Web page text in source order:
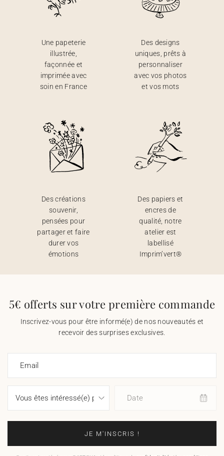
Une papeterie
illustrée,
façonnée et
imprimée avec
soin en France
Des designs
uniques, prêts à
personnaliser
avec vos photos
et vos mots
Des créations
souvenir,
pensées pour
partager et faire
durer vos
émotions
Des papiers et
encres de
qualité, notre
atelier est
labellisé
Imprim’vert®
5€ offerts sur votre première commande
Inscrivez-vous pour être informé(e) de nos nouveautés et
recevoir des surprises exclusives.
Email
Date
JE M'INSCRIS !